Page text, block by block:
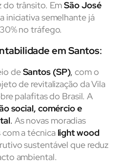
do trânsito. EmSão José
iniciativa semelhante já
no tráfego.
em Santos:
deSantos (SP), com o
de revitalização da Vila
palafitas do Brasil. A
social, comércio e
. As novas moradias
a técnica light wood
sustentável que reduz
ambiental.